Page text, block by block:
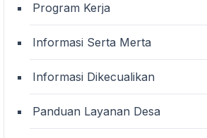
Program Kerja
Informasi Serta Merta
Informasi Dikecualikan
Panduan Layanan Desa